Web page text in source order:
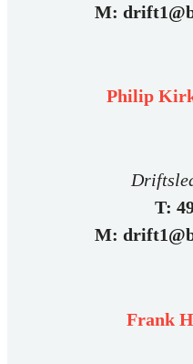
M:
Philip
T:
M:
Frank